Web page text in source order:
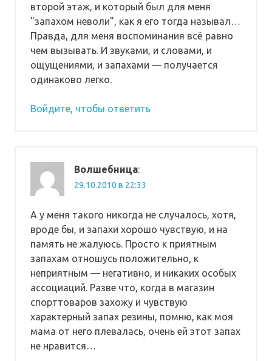
второй этаж, и который был для меня
"запахом неволи", как я его тогда называл…
Правда, для меня воспоминания всё равно
чем вызывать. И звуками, и словами, и
ощущениями, и запахами — получается
одинаково легко.
Войдите, чтобы ответить
Волшебница:
29.10.2010 в 22:33
А у меня такого никогда не случалось, хотя,
вроде бы, и запахи хорошо чувствую, и на
память не жалуюсь. Просто к приятным
запахам отношусь положительно, к
неприятным — негативно, и никаких особых
ассоциаций. Разве что, когда в магазин
спорттоваров захожу и чувствую
характерный запах резины, помню, как моя
мама от него плевалась, очень ей этот запах
не нравится…